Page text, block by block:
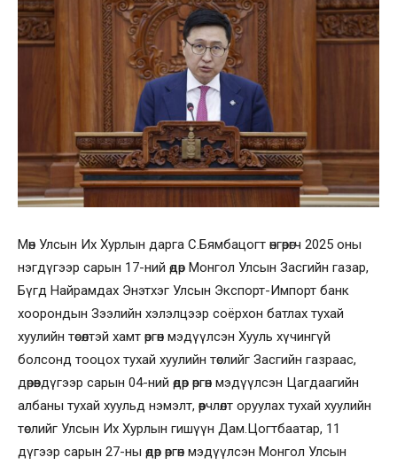
Мөн Улсын Их Хурлын дарга С.Бямбацогт өнгөрөгч 2025 оны
нэгдүгээр сарын 17-ний өдөр Монгол Улсын Засгийн газар,
Бүгд Найрамдах Энэтхэг Улсын Экспорт-Импорт банк
хоорондын Зээлийн хэлэлцээр соёрхон батлах тухай
хуулийн төсөлтэй хамт өргөн мэдүүлсэн Хууль хүчингүй
болсонд тооцох тухай хуулийн төслийг Засгийн газраас,
дөрөвдүгээр сарын 04-ний өдөр өргөн мэдүүлсэн Цагдаагийн
албаны тухай хуульд нэмэлт, өөрчлөлт оруулах тухай хуулийн
төслийг Улсын Их Хурлын гишүүн Дам.Цогтбаатар, 11
дүгээр сарын 27-ны өдөр өргөн мэдүүлсэн Монгол Улсын